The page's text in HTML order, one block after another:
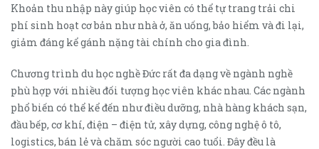
Khoản thu nhập này giúp học viên có thể tự trang trải chi
phí sinh hoạt cơ bản như nhà ở, ăn uống, bảo hiểm và đi lại,
giảm đáng kể gánh nặng tài chính cho gia đình.
Chương trình du học nghề Đức rất đa dạng về ngành nghề
phù hợp với nhiều đối tượng học viên khác nhau. Các ngành
phổ biến có thể kể đến như điều dưỡng, nhà hàng khách sạn,
đầu bếp, cơ khí, điện – điện tử, xây dựng, công nghệ ô tô,
logistics, bán lẻ và chăm sóc người cao tuổi. Đây đều là